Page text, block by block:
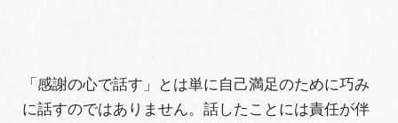
「感謝の心で話す」とは単に自己満足のために巧み
に話すのではありません。話したことには責任が伴